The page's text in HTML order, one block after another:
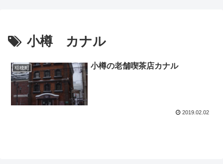
小樽 カナル
稲穂町 小樽の老舗喫茶店カナル
2019.02.02